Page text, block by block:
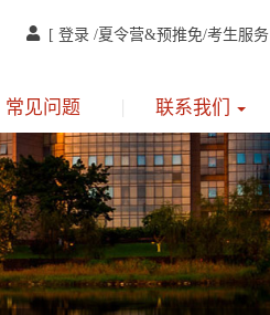
[ 登录 /夏令营&预推免/考生服务
常见问题 联系我们